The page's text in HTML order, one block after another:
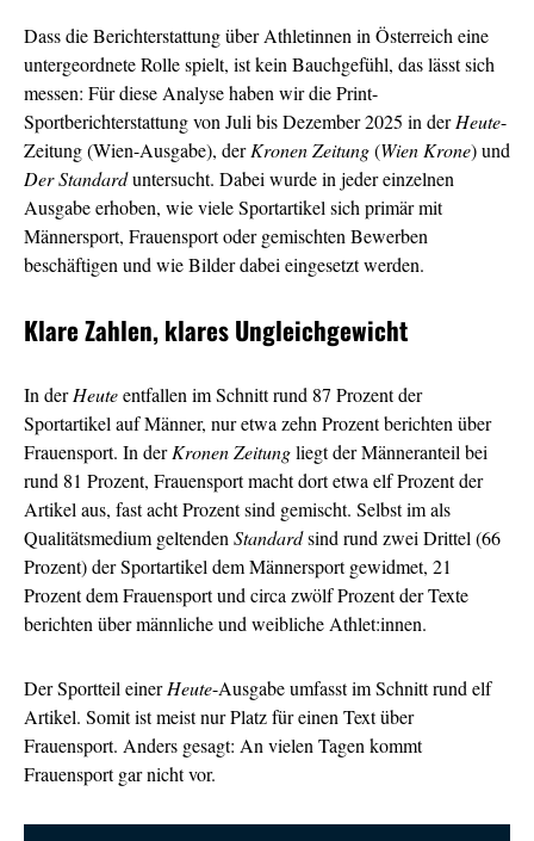
Dass die Berichterstattung über Athletinnen in Österreich eine
untergeordnete Rolle spielt, ist kein Bauchgefühl, das lässt sich
messen: Für diese Analyse haben wir die Print-
Sportberichterstattung von Juli bis Dezember 2025 in derHeute-
Zeitung (Wien-Ausgabe), derKronen Zeitung(Wien Krone) und
Der Standarduntersucht. Dabei wurde in jeder einzelnen
Ausgabe erhoben, wie viele Sportartikel sich primär mit
Männersport, Frauensport oder gemischten Bewerben
beschäftigen undwie Bilder dabei eingesetzt werden.
Klare Zahlen, klares Ungleichgewicht
In derHeuteentfallen im Schnitt rund 87 Prozent der
Sportartikel auf Männer, nur etwa zehn Prozent berichten über
Frauensport. In derKronen Zeitungliegt der Männeranteil bei
rund 81 Prozent, Frauensport macht dort etwa elf Prozent der
Artikel aus, fast acht Prozent sind gemischt. Selbst im als
Qualitätsmedium geltendenStandardsind rund zwei Drittel (66
Prozent) der Sportartikel dem Männersport gewidmet, 21
Prozent dem Frauensport und circa zwölf Prozent der Texte
berichten über männliche und weibliche Athlet:innen.
Der Sportteil einerHeute-Ausgabe umfasst im Schnitt rund elf
Artikel. Somit ist meist nur Platz für einen Text über
Frauensport. Anders gesagt: An vielen Tagen kommt
Frauensport gar nicht vor.